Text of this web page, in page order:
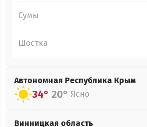
Сумы
Шостка
Автономная Республика Крым
34° 20° Ясно
Винницкая область